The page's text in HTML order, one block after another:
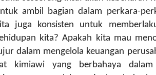
ambil bagian dalam perkara-
juga konsisten untuk
kita? Apakah kita mau
dalam mengelola keuangan
kimiawi yang berbahaya